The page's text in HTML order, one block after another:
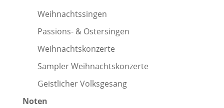
Weihnachtssingen
Passions- & Ostersingen
Weihnachtskonzerte
Sampler Weihnachtskonzerte
Geistlicher Volksgesang
Noten